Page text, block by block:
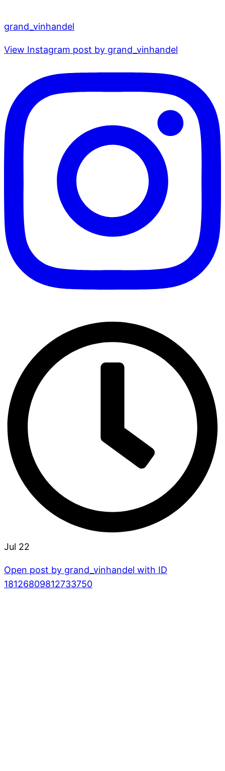
grand_vinhandel
View Instagram post by grand_vinhandel
Jul 22
Open post by grand_vinhandel with ID
18126809812733750